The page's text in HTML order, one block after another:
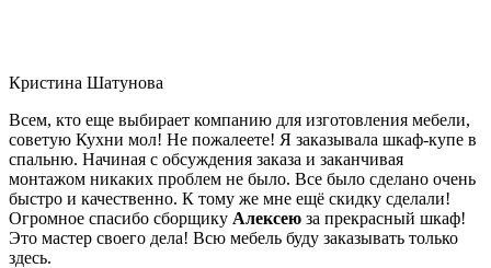
Кристина Шатунова
Всем, кто еще выбирает компанию для изготовления мебели,
советую Кухни мол! Не пожалеете! Я заказывала шкаф-купе в
спальню. Начиная с обсуждения заказа и заканчивая
монтажом никаких проблем не было. Все было сделано очень
быстро и качественно. К тому же мне ещё скидку сделали!
Огромное спасибо сборщику Алексею за прекрасный шкаф!
Это мастер своего дела! Всю мебель буду заказывать только
здесь.